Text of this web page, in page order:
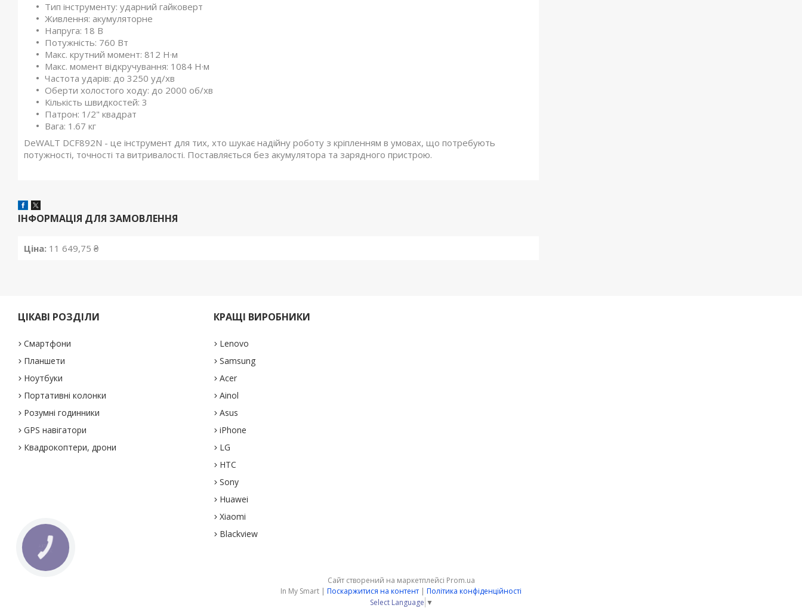
Тип інструменту: ударний гайковерт
Живлення: акумуляторне
Напруга: 18 В
Потужність: 760 Вт
Макс. крутний момент: 812 Н·м
Макс. момент відкручування: 1084 Н·м
Частота ударів: до 3250 уд/хв
Оберти холостого ходу: до 2000 об/хв
Кількість швидкостей: 3
Патрон: 1/2" квадрат
Вага: 1.67 кг
DeWALT DCF892N - це інструмент для тих, хто шукає надійну роботу з кріпленням в умовах, що потребують
потужності, точності та витривалості. Поставляється без акумулятора та зарядного пристрою.
ІНФОРМАЦІЯ ДЛЯ ЗАМОВЛЕННЯ
Ціна: 11 649,75 ₴
ЦІКАВІ РОЗДІЛИ
Смартфони
Планшети
Ноутбуки
Портативні колонки
Розумні годинники
GPS навігатори
Квадрокоптери, дрони
КРАЩІ ВИРОБНИКИ
Lenovo
Samsung
Acer
Ainol
Asus
iPhone
LG
HTC
Sony
Huawei
Xiaomi
Blackview
Сайт створений на маркетплейсі Prom.ua
In My Smart | Поскаржитися на контент | Політика конфіденційності
Select Language ▼
КНОПКА
ЗВ'ЯЗКУ